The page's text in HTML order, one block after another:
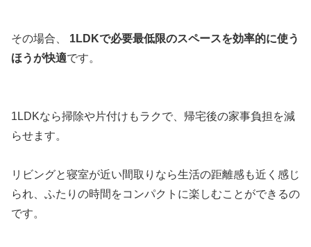
その場合、 1LDKで必要最低限のスペースを効率的に使う
ほうが快適です。
1LDKなら掃除や片付けもラクで、帰宅後の家事負担を減
らせます。
リビングと寝室が近い間取りなら生活の距離感も近く感じ
られ、ふたりの時間をコンパクトに楽しむことができるの
です。